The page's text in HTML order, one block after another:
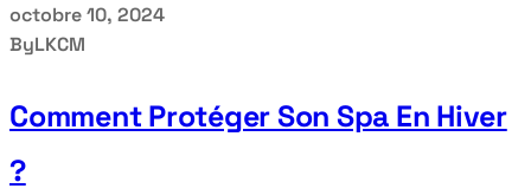
octobre 10, 2024
ByLKCM
Comment Protéger Son Spa En Hiver
?